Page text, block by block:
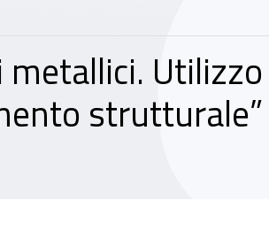
metallici.
strutturale”